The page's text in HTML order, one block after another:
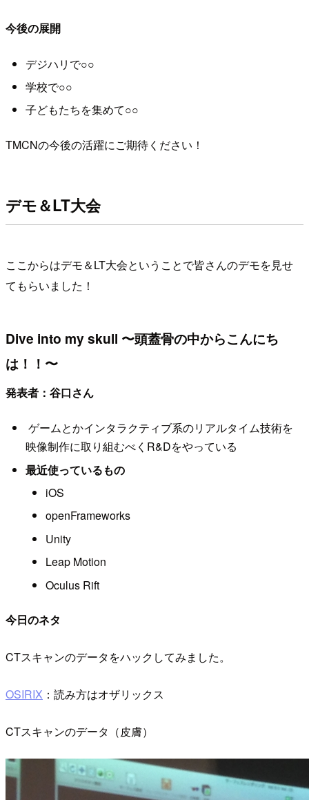
今後の展開
デジハリで○○
学校で○○
子どもたちを集めて○○
TMCNの今後の活躍にご期待ください！
デモ＆LT大会
ここからはデモ＆LT大会ということで皆さんのデモを見せ
てもらいました！
Dive into my skull 〜頭蓋骨の中からこんにち
は！！〜
発表者：谷口さん
ゲームとかインタラクティブ系のリアルタイム技術を
映像制作に取り組むべくR&Dをやっている
最近使っているもの
iOS
openFrameworks
Unity
Leap Motion
Oculus Rift
今日のネタ
CTスキャンのデータをハックしてみました。
OSIRIX ：読み方はオザリックス
CTスキャンのデータ（皮膚）